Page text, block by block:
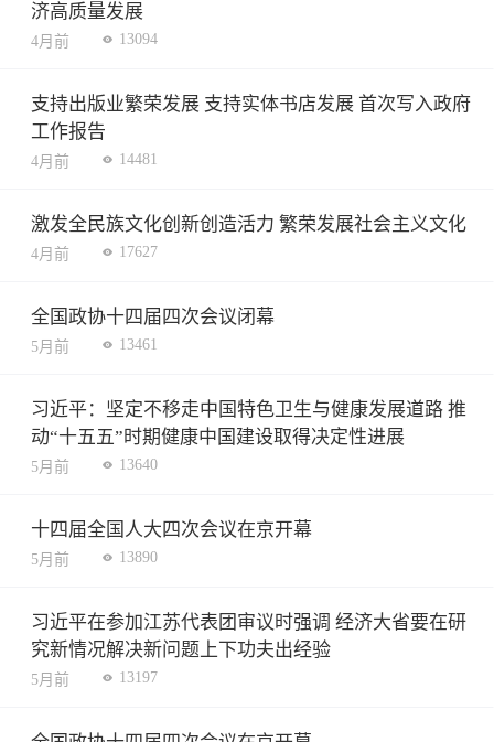
济高质量发展
4月前 13094
支持出版业繁荣发展 支持实体书店发展 首次写入政府
工作报告
4月前 14481
激发全民族文化创新创造活力 繁荣发展社会主义文化
4月前 17627
全国政协十四届四次会议闭幕
5月前 13461
习近平：坚定不移走中国特色卫生与健康发展道路 推
动“十五五”时期健康中国建设取得决定性进展
5月前 13640
十四届全国人大四次会议在京开幕
5月前 13890
习近平在参加江苏代表团审议时强调 经济大省要在研
究新情况解决新问题上下功夫出经验
5月前 13197